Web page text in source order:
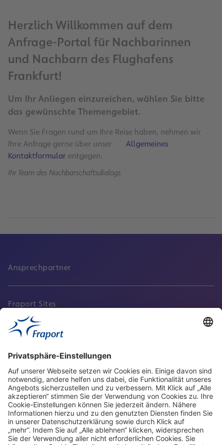
Herzlich Willkommen auf dem
Anfrage-Portal für Nachbarinnen
und Nachbarn des Flughafens
Frankfurt!
Um Ihr Anliegen einzureichen, wählen Sie bitte
das gewünschte Themengebiet.
Wenn Sie Fragen rund um Ihre Reise haben, nehmen wir
Ihre Anfrage gerne über unser
Allgemeines
Kontaktformular entgegen.
Ihr Team des Nachbarschaftsdialogs
Ansprechpartner
Fraport Sites
Aktuell
Service
Frankfurt Airport
properties.socialType
properties.socialType
properties.socialType
properties.socialType